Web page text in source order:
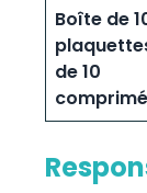
Boîte de
de 10